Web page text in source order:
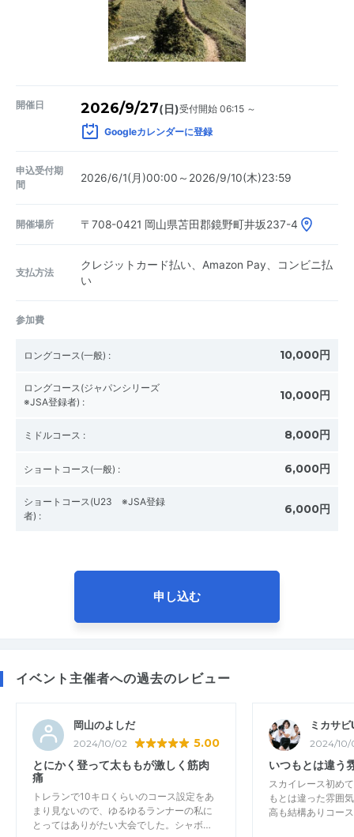
開催日 2026/9/27(日)受付開始 06:15 ～
Googleカレンダーに登録
申込受付期
間
2026/6/1(月)00:00～2026/9/10(木)23:59
開催場所 〒708-0421 岡山県苫田郡鏡野町井坂237-4
支払方法
クレジットカード払い、Amazon Pay、コンビニ払
い
参加費
ロングコース(一般) : 10,000円
ロングコース(ジャパンシリーズ
※JSA登録者) : 10,000円
ミドルコース : 8,000円
ショートコース(一般) : 6,000円
ショートコース(U23 ※JSA登録
者) : 6,000円
申し込む
イベント主催者への過去のレビュー
岡山のよしだ
2024/10/02 5.00
とにかく登って太ももが激しく筋肉
痛
トレランで10キロくらいのコース設定をあ
まり見ないので、ゆるゆるランナーの私に
とってはありがたい大会でした。シャボ…
ミカサビ
2024/10/
いつもとは違う
スカイレース初め
もとは違った雰囲
高も結構ありコー